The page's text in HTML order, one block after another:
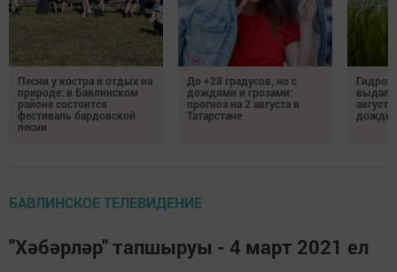
Песни у костра и отдых на
природе: в Бавлинском
районе состоится
фестиваль бардовской
песни
До +28 градусов, но с
дождями и грозами:
прогноз на 2 августа в
Татарстане
дожди,
БАВЛИНСКОЕ ТЕЛЕВИДЕНИЕ
"Хәбәрләр" тапшыруы - 4 март 2021 ел